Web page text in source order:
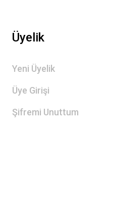
Üyelik
Yeni Üyelik
Üye Girişi
Şifremi Unuttum